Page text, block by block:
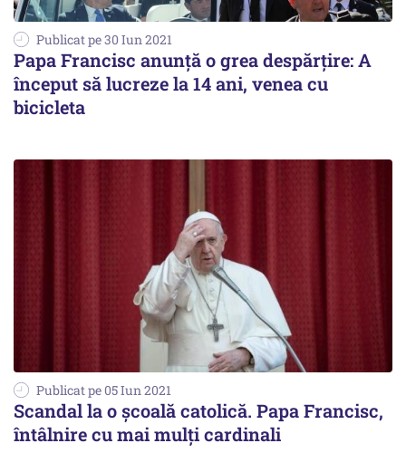
Publicat pe 30 Iun 2021
Papa Francisc anunță o grea despărțire: A
început să lucreze la 14 ani, venea cu
bicicleta
Publicat pe 05 Iun 2021
Scandal la o școală catolică. Papa Francisc,
întâlnire cu mai mulți cardinali